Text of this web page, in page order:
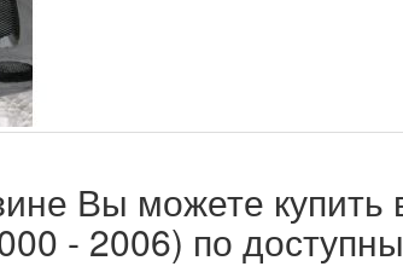
Вы можете купить
- 2006) по